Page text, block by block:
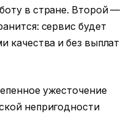
в стране. Второй —
сервис будет
качества и без выплат
ужесточение
непригодности